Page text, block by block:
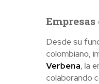
Desde su
colombiano,
Verbena, la
colaborando